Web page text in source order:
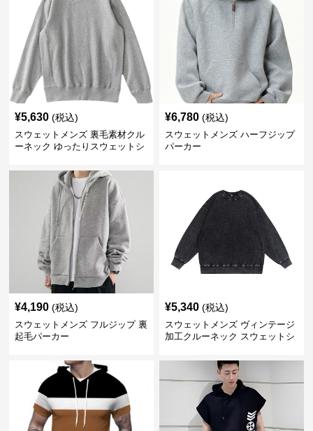
¥5,630 (税込)
スウェットメンズ 裏毛素材クル
ーネック ゆったりスウェットシ
¥6,780 (税込)
スウェットメンズ ハーフジップ
パーカー
¥4,190 (税込)
スウェットメンズ フルジップ 裏
起毛パーカー
¥5,340 (税込)
スウェットメンズ ヴィンテージ
加工クルーネック スウェットシ